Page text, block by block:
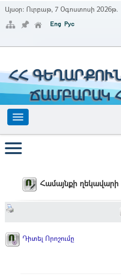
Այսօր: Ուրբաթ, 7 Օգոստոսի 2026թ.
ՀՀ
ՃԱՄԲԱՐԱԿ
Համայնքի
Դիտել Որոշումը